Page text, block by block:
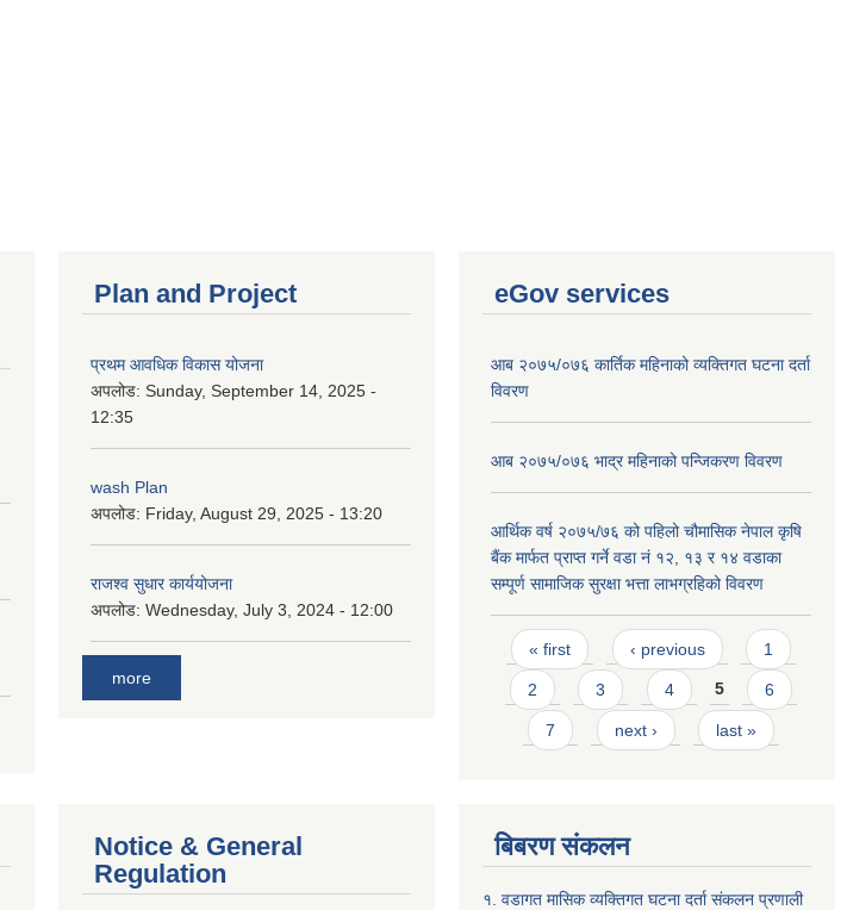
Plan and Project
प्रथम आवधिक विकास योजना
अपलोड: Sunday, September 14, 2025 -
12:35
wash Plan
अपलोड: Friday, August 29, 2025 - 13:20
राजश्व सुधार कार्ययोजना
अपलोड: Wednesday, July 3, 2024 - 12:00
more
eGov services
आब २०७५/०७६ कार्तिक महिनाको व्यक्तिगत घटना दर्ता
विवरण
आब २०७५/०७६ भाद्र महिनाको पन्जिकरण विवरण
आर्थिक वर्ष २०७५/७६ को पहिलो चौमासिक नेपाल कृषि
बैंक मार्फत प्राप्त गर्ने वडा नं १२, १३ र १४ वडाका
सम्पूर्ण सामाजिक सुरक्षा भत्ता लाभग्रहिको विवरण
Pages
« first ‹ previous 1
2 3 4 5 6
7 next › last »
Notice & General
Regulation
बिबरण संकलन
१. वडागत मासिक व्यक्तिगत घटना दर्ता संकलन प्रणाली